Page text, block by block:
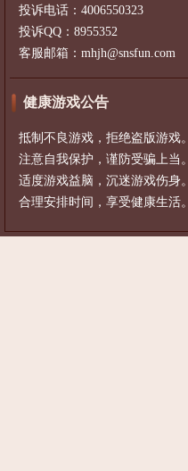
投诉电话：4006550323
投诉QQ：8955352
客服邮箱：mhjh@snsfun.com
健康游戏公告
抵制不良游戏，拒绝盗版游戏。
注意自我保护，谨防受骗上当。
适度游戏益脑，沉迷游戏伤身。
合理安排时间，享受健康生活。